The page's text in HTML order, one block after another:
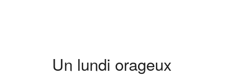
Un lundi orageux